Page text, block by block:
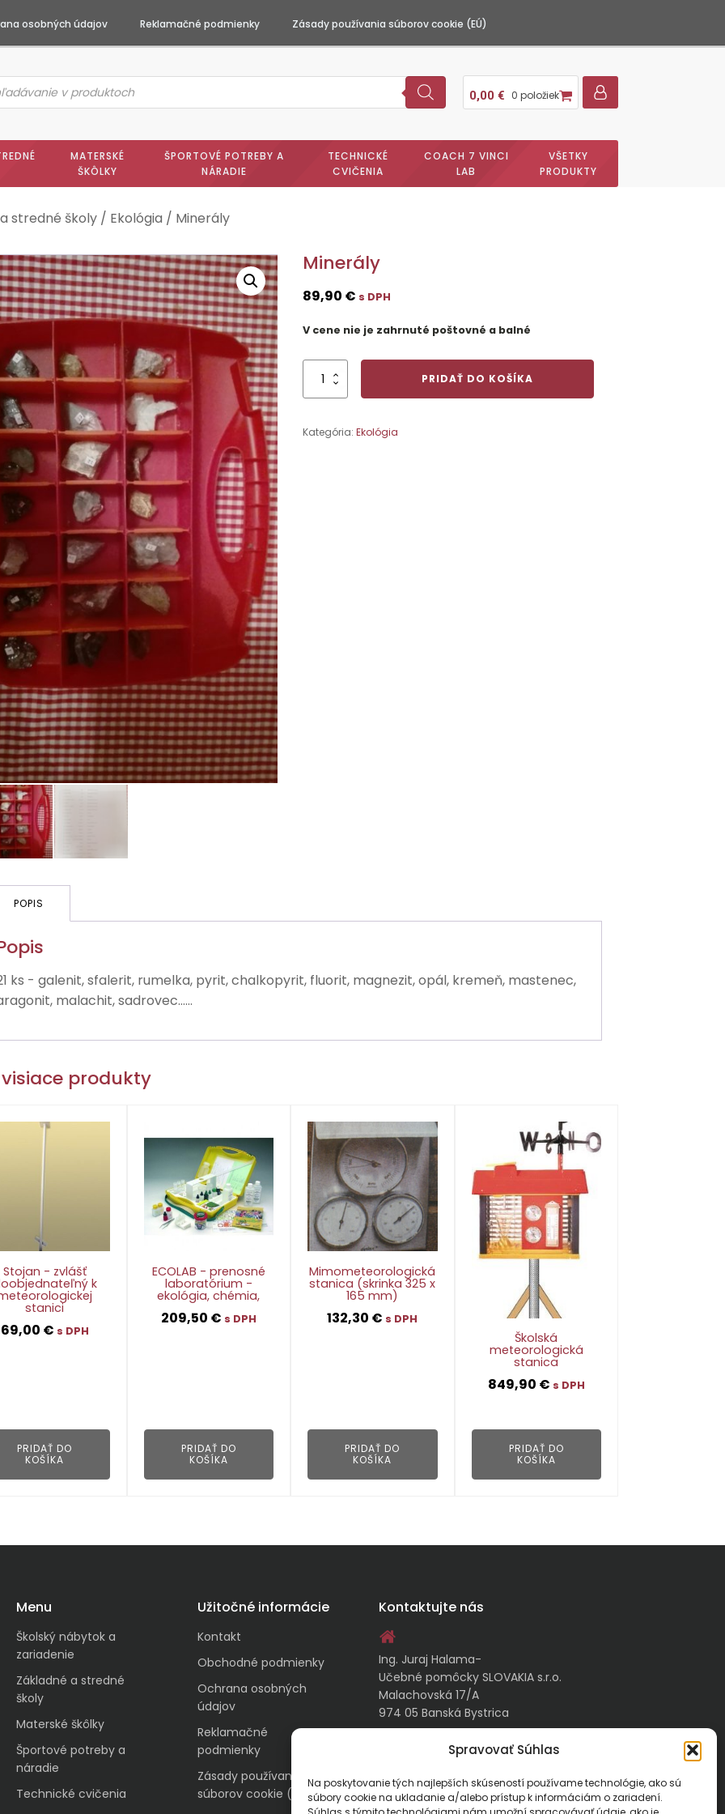
Spravovať Súhlas
Na poskytovanie tých najlepších skúseností používame technológie, ako sú
súbory cookie na ukladanie a/alebo prístup k informáciám o zariadení.
osobných údajov Reklamačné podmienky Zásady používania súborov cookie (EÚ)
0,00 € 0 položiek
MATERSKÉ
ŠKÔLKY
ŠPORTOVÉ POTREBY A
NÁRADIE
TECHNICKÉ
CVIČENIA
COACH 7 VINCI
LAB
VŠETKY
PRODUKTY
stredné školy / Ekológia / Minerály
Minerály
89,90 € s DPH
V cene nie je zahrnuté poštovné a balné
množstvo
Minerály
PRIDAŤ DO KOŠÍKA
Kategória:Ekológia
POPIS
ks - galenit, sfalerit, rumelka, pyrit, chalkopyrit, fluorit, magnezit, opál, kremeň, mastenec,
malachit, sadrovec......
produkty
Stojan - zvlášť
k
stanici
69,00 € s DPH
PRIDAŤ DO
KOŠÍKA
ECOLAB - prenosné
laboratórium -
ekológia, chémia,
209,50 € s DPH
PRIDAŤ DO
KOŠÍKA
Mimometeorologická
stanica (skrinka 325 x
165 mm)
132,30 € s DPH
PRIDAŤ DO
KOŠÍKA
Školská
meteorologická
stanica
849,90 € s DPH
PRIDAŤ DO
KOŠÍKA
Menu
Školský nábytok a
zariadenie
Základné a stredné
školy
Materské škôlky
Športové potreby a
náradie
Technické cvičenia
Užitočné informácie
Kontakt
Obchodné podmienky
Ochrana osobných
údajov
Reklamačné
podmienky
Zásady používania
súborov cookie (EÚ)
Kontaktujte nás
Ing. Juraj Halama-
Učebné pomôcky SLOVAKIA s.r.o.
Malachovská 17/A
974 05 Banská Bystrica
kontakt@ucebnepomockyslovakia.sk
0917 797 357, 048/410 18 88